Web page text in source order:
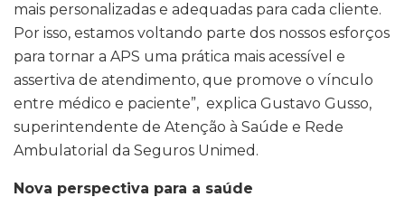
mais personalizadas e adequadas para cada cliente.
Por isso, estamos voltando parte dos nossos esforços
para tornar a APS uma prática mais acessível e
assertiva de atendimento, que promove o vínculo
entre médico e paciente”, explica Gustavo Gusso,
superintendente de Atenção à Saúde e Rede
Ambulatorial da Seguros Unimed.
Nova perspectiva para a saúde